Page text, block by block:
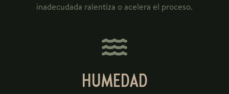
inadecudada ralentiza o acelera el proceso.
HUMEDAD